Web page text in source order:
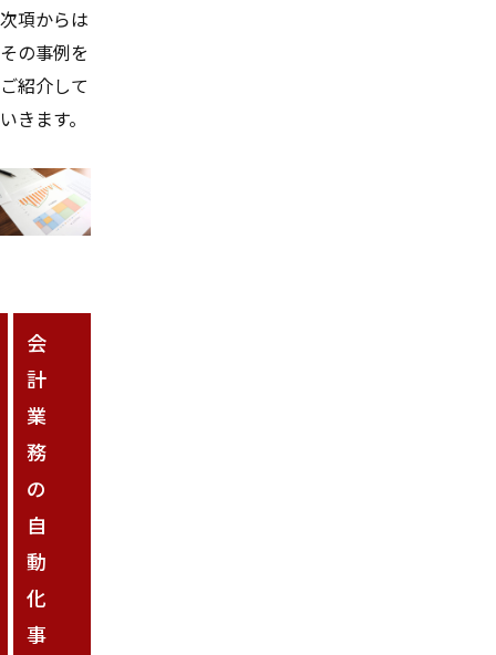
次項からは
その事例を
ご紹介して
いきます。
会
計
業
務
の
自
動
化
事